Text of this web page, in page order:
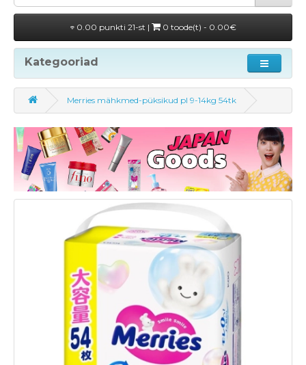
0.00 punkti 21-st | 0 toode(t) - 0.00€
Kategooriad
Merries mähkmed-püksikud pl 9-14kg 54tk